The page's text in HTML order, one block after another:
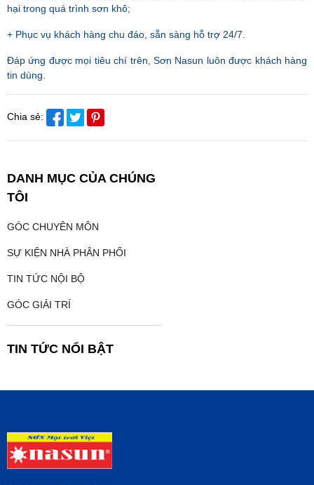
hại trong quá trình sơn khô;
+ Phục vụ khách hàng chu đáo, sẵn sàng hỗ trợ 24/7.
Đáp ứng được mọi tiêu chí trên, Sơn Nasun luôn được khách hàng
tin dùng.
Chia sẻ:
DANH MỤC CỦA CHÚNG
TÔI
GÓC CHUYÊN MÔN
SỰ KIỆN NHÀ PHÂN PHỐI
TIN TỨC NỘI BỘ
GÓC GIẢI TRÍ
TIN TỨC NỔI BẬT